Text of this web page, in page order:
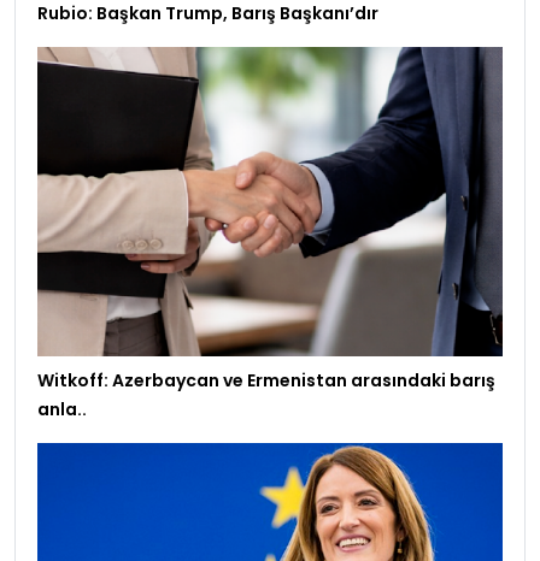
Rubio: Başkan Trump, Barış Başkanı’dır
Witkoff: Azerbaycan ve Ermenistan arasındaki barış
anla..